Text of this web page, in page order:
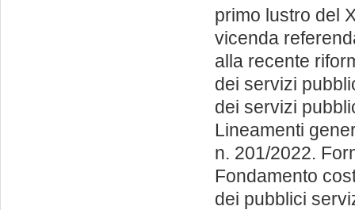
primo lustro del
vicenda
alla recente
dei servizi
dei servizi
Lineamenti
n. 201/2022.
Fondamento
dei pubblici